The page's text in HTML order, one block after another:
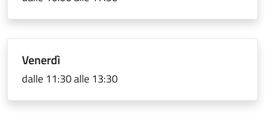
Venerdì
dalle 11:30 alle 13:30